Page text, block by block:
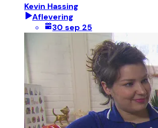
Kevin Hassing
Aflevering
30 sep 25